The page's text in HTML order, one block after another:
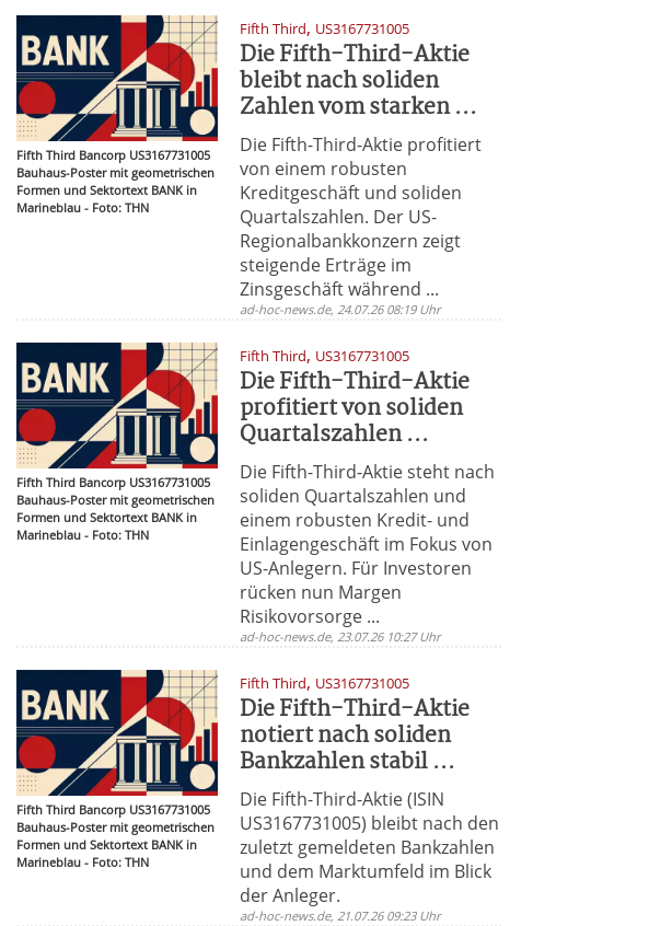
Fifth Third Bancorp US3167731005
Bauhaus-Poster mit geometrischen
Formen und Sektortext BANK in
Marineblau - Foto: THN
Fifth Third, US3167731005
Die Fifth-Third-Aktie
bleibt nach soliden
Zahlen vom starken ...
Die Fifth-Third-Aktie profitiert
von einem robusten
Kreditgeschäft und soliden
Quartalszahlen. Der US-
Regionalbankkonzern zeigt
steigende Erträge im
Zinsgeschäft während ...
ad-hoc-news.de, 24.07.26 08:19 Uhr
Fifth Third Bancorp US3167731005
Bauhaus-Poster mit geometrischen
Formen und Sektortext BANK in
Marineblau - Foto: THN
Fifth Third, US3167731005
Die Fifth-Third-Aktie
profitiert von soliden
Quartalszahlen ...
Die Fifth-Third-Aktie steht nach
soliden Quartalszahlen und
einem robusten Kredit- und
Einlagengeschäft im Fokus von
US-Anlegern. Für Investoren
rücken nun Margen
Risikovorsorge ...
ad-hoc-news.de, 23.07.26 10:27 Uhr
Fifth Third Bancorp US3167731005
Bauhaus-Poster mit geometrischen
Formen und Sektortext BANK in
Marineblau - Foto: THN
Fifth Third, US3167731005
Die Fifth-Third-Aktie
notiert nach soliden
Bankzahlen stabil ...
Die Fifth-Third-Aktie (ISIN
US3167731005) bleibt nach den
zuletzt gemeldeten Bankzahlen
und dem Marktumfeld im Blick
der Anleger.
ad-hoc-news.de, 21.07.26 09:23 Uhr